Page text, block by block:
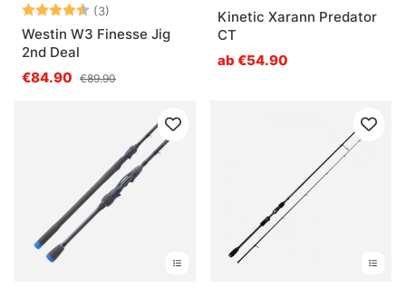
Bewertung:(3)
4.3 von 5 Sternen
Westin W3 Finesse Jig
2nd Deal
€84.90 €89.90
Kinetic Xarann Predator
CT
ab €54.90